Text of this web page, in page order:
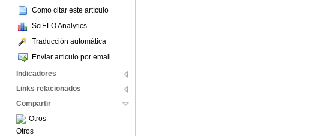
Como citar este artículo
SciELO Analytics
Traducción automática
Enviar articulo por email
Indicadores
Links relacionados
Compartir
Otros
Otros